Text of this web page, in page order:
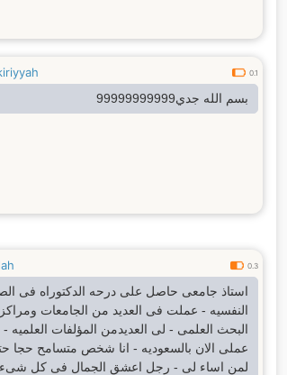
0.1
بسم الله جدي99999999999
0.3
استاذ جامعى حاصل على درحه الدكتوراه فى
النفسيه - عملت فى العديد من الجامعات ومراكز
البحث العلمى - لى العديدمن المؤلفات العلميه -
عملى الان بالسعوديه - انا شخص متسامح حجا
لمن اساء لى - رجل اعشق الجمال فى كل شىء